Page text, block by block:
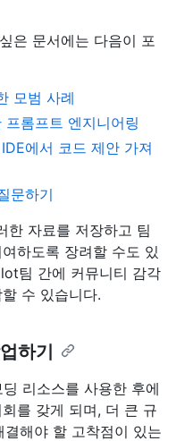
은 문서에는 다음이 포
모범 사례
롬프트 엔지니어링
에서 코드 제안 가져
문하기
한 자료를 저장하고 팀
하도록 장려할 수도 있
팀 간에 커뮤니티 감각
수 있습니다.
하기
리소스를 사용한 후에
를 갖게 되며, 더 큰 규
해야 할 고착점이 있는